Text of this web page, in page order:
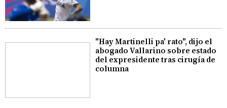
"Hay Martinelli pa' rato", dijo el
abogado Vallarino sobre estado
del expresidente tras cirugía de
columna